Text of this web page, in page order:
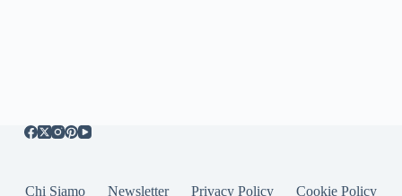
Chi Siamo Newsletter Privacy Policy Cookie Policy